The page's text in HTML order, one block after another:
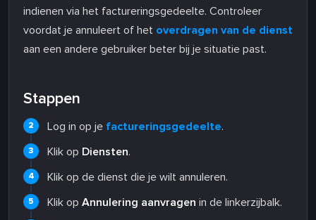
indienen via het factureringsgedeelte. Controleer
voordat je annuleert of het overdragen van de dienst
aan een andere gebruiker beter bij je situatie past.
Stappen
Log in op je factureringsgedeelte.
Klik op Diensten.
Klik op de dienst die je wilt annuleren.
Klik op Annulering aanvragen in de linkerzijbalk.